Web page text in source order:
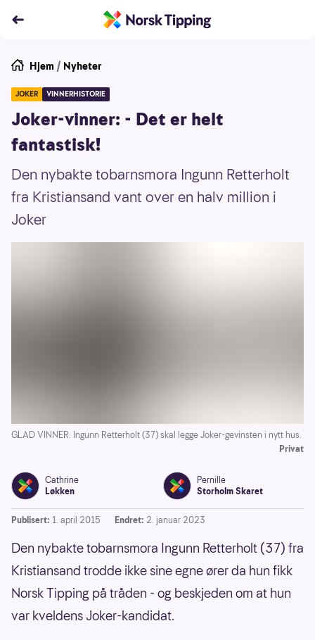
Hjem / Nyheter
JOKER VINNERHISTORIE
Joker-vinner: - Det er helt
fantastisk!
Den nybakte tobarnsmora Ingunn Retterholt
fra Kristiansand vant over en halv million i
Joker
GLAD VINNER: Ingunn Retterholt (37) skal legge Joker-gevinsten i nytt hus.
Privat
Cathrine
Løkken
Pernille
Storholm Skaret
Publisert: 1. april 2015 Endret: 2. januar 2023
Den nybakte tobarnsmora Ingunn Retterholt (37) fra
Kristiansand trodde ikke sine egne ører da hun fikk
Norsk Tipping på tråden - og beskjeden om at hun
var kveldens Joker-kandidat.